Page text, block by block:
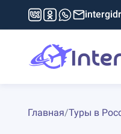
Главная/Туры в